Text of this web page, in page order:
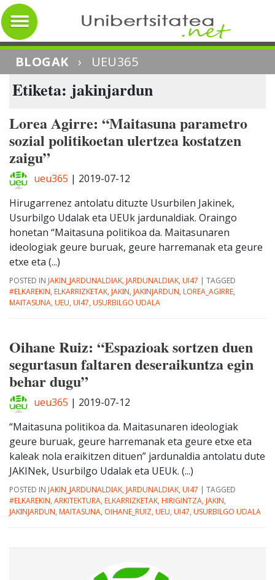
BLOGAK › UEU365
Etiketa: jakinjardun
Lorea Agirre: “Maitasuna parametro
sozial politikoetan ulertzea kostatzen
zaigu”
ueu365 | 2019-07-12
Hirugarrenez antolatu dituzte Usurbilen Jakinek,
Usurbilgo Udalak eta UEUk jardunaldiak. Oraingo
honetan “Maitasuna politikoa da. Maitasunaren
ideologiak geure buruak, geure harremanak eta geure
etxe eta (...)
POSTED IN JAKIN_JARDUNALDIAK, JARDUNALDIAK, UI47 | TAGGED
#ELKAREKIN, ELKARRIZKETAK, JAKIN, JAKINJARDUN, LOREA_AGIRRE,
MAITASUNA, UEU, UI47, USURBILGO UDALA
Oihane Ruiz: “Espazioak sortzen duen
segurtasun faltaren deseraikuntza egin
behar dugu”
ueu365 | 2019-07-12
“Maitasuna politikoa da. Maitasunaren ideologiak
geure buruak, geure harremanak eta geure etxe eta
kaleak nola eraikitzen dituen” jardunaldia antolatu dute
JAKINek, Usurbilgo Udalak eta UEUk. (...)
POSTED IN JAKIN_JARDUNALDIAK, JARDUNALDIAK, UI47 | TAGGED
#ELKAREKIN, ARKITEKTURA, ELKARRIZKETAK, HIRIGINTZA, JAKIN,
JAKINJARDUN, MAITASUNA, OIHANE_RUIZ, UEU, UI47, USURBILGO UDALA